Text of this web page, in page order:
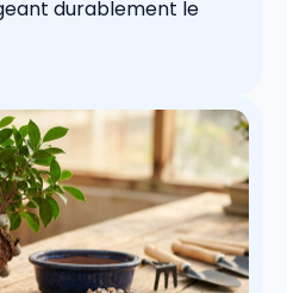
durablement le